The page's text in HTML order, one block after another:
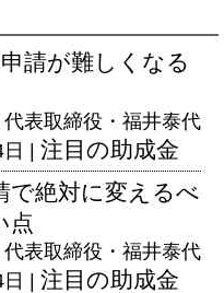
請が難しくなる
表取締役・福井泰代
| 注目の助成金
で絶対に変えるべ
点
表取締役・福井泰代
| 注目の助成金